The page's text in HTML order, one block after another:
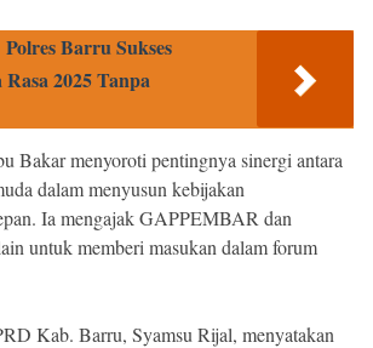
Polres Barru Sukses
2025 Tanpa
Bakar menyoroti pentingnya sinergi antara
dalam menyusun kebijakan
Ia mengajak GAPPEMBAR dan
untuk memberi masukan dalam forum
Kab. Barru, Syamsu Rijal, menyatakan